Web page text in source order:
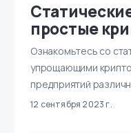
простые
Ознакомьтесь со
упрощающими
предприятий
12 сентября 2023 г.